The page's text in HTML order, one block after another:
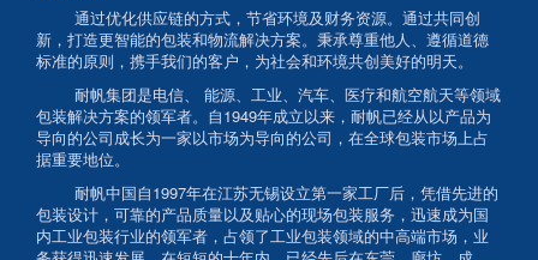
通过优化供应链的方式，节省环境及财务资源。通过共同创
新，打造更智能的包装和物流解决方案。秉承尊重他人、遵循道德
标准的原则，携手我们的客户，为社会和环境共创美好的明天。
耐帆集团是电信、 能源、工业、汽车、医疗和航空航天等领域
包装解决方案的领军者。自1949年成立以来，耐帆已经从以产品为
导向的公司成长为一家以市场为导向的公司，在全球包装市场上占
据重要地位。
耐帆中国自1997年在江苏无锡设立第一家工厂后，凭借先进的
包装设计，可靠的产品质量以及贴心的现场包装服务，迅速成为国
内工业包装行业的领军者，占领了工业包装领域的中高端市场，业